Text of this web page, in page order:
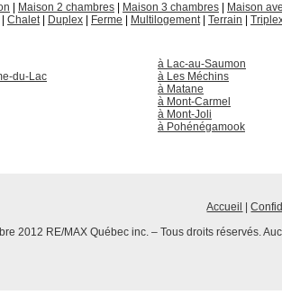
Maison 2 chambres Maison 3 chambres
Maison
Chalet| Duplex Ferme Multilogement| Terrain
du-Lac
à Lac-au-Saumon
à Les Méchins
à Matane
à Mont-Carmel
à Mont-Joli
à Pohénégamook
Accueil |
2012 RE/MAX Québec inc. – Tous droits réservés.